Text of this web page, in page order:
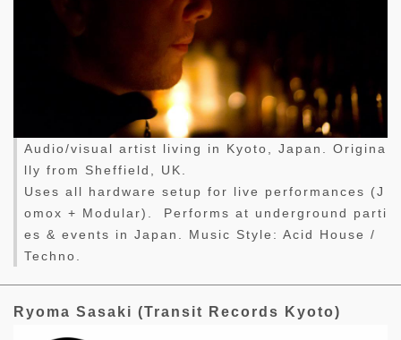
Audio/visual artist living in Kyoto, Japan. Origina
lly from Sheffield, UK.
Uses all hardware setup for live performances (J
omox + Modular). Performs at underground parti
es & events in Japan. Music Style: Acid House /
Techno.
Ryoma Sasaki (Transit Records Kyoto)